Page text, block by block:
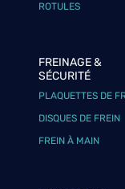
ROTULES
FREINAGE &
SÉCURITÉ
PLAQUETTES DE
DISQUES DE FREIN
FREIN À MAIN